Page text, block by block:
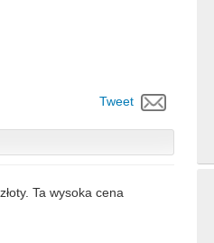
Tweet
Ta wysoka cena